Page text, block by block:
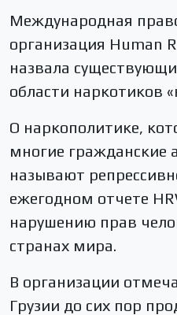
Международная
организация Human
назвала
области наркотиков
О наркополитике,
многие гражданские
называют
ежегодном отчете
нарушению прав
странах мира.
В организации
Грузии до сих пор